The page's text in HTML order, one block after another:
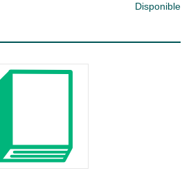
Disponible